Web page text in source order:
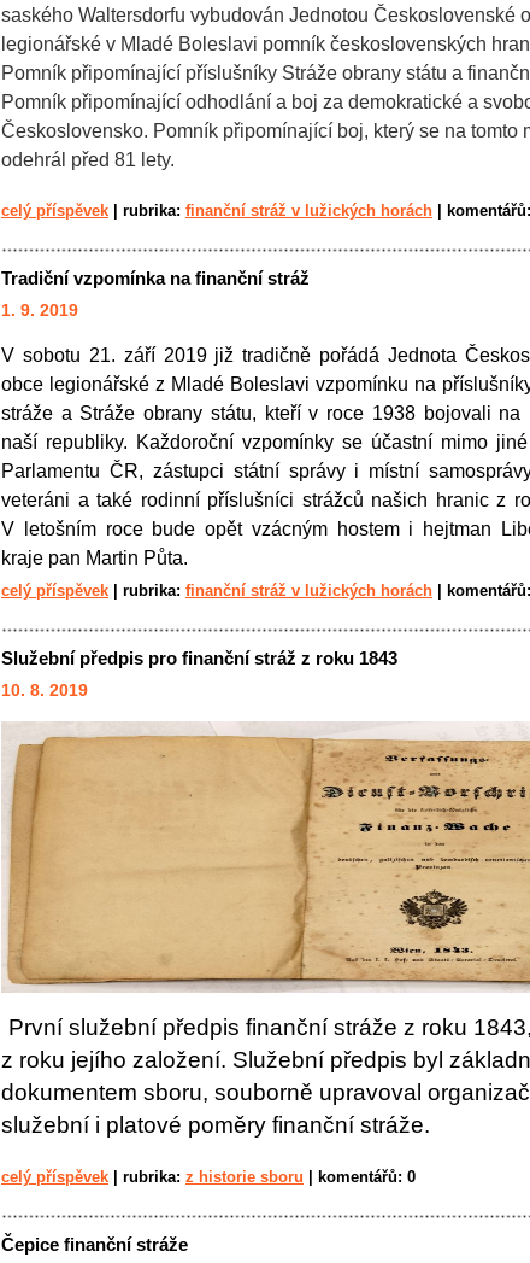
saského Waltersdorfu vybudován Jednotou Československé
legionářské v Mladé Boleslavi pomník československých
Pomník připomínající příslušníky Stráže obrany státu a
Pomník připomínající odhodlání a boj za demokratické a
Československo. Pomník připomínající boj, který se na tomto
odehrál před 81 lety.
celý příspěvek rubrika: finanční stráž v lužických horách komentářů:
Tradiční vzpomínka na finanční stráž
1. 9. 2019
V sobotu 21. září 2019 již tradičně pořádá Jednota
obce legionářské z Mladé Boleslavi vzpomínku na
stráže a Stráže obrany státu, kteří v roce 1938 bojovali na
naší republiky. Každoroční vzpomínky se účastní mimo
Parlamentu ČR, zástupci státní správy i místní
veteráni a také rodinní příslušníci strážců našich hranic z
V letošním roce bude opět vzácným hostem i hejtman
kraje pan Martin Půta.
celý příspěvek rubrika: finanční stráž v lužických horách komentářů:
Služební předpis pro finanční stráž z roku 1843
10. 8. 2019
První služební předpis finanční stráže z roku
z roku jejího založení. Služební předpis byl
dokumentem sboru, souborně upravoval
služební i platové poměry finanční stráže.
celý příspěvek rubrika: z historie sboru komentářů: 0
Čepice finanční stráže